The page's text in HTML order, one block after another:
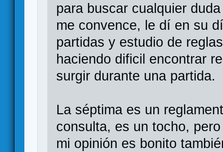
para buscar cualquier
me convence, le dí en su
partidas y estudio de
haciendo dificil encontrar
surgir durante una partida.
La séptima es un
consulta, es un tocho,
mi opinión es bonito